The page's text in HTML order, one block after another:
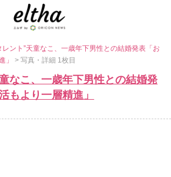
レント”天童なこ、一歳年下男性との結婚発表「お
」> 写真・詳細 1枚目
なこ、一歳年下男性との結婚発
もより一層精進」